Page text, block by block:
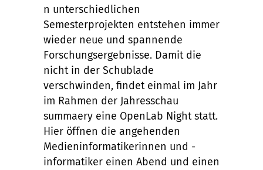
n unterschiedlichen
Semesterprojekten entstehen immer
wieder neue und spannende
Forschungsergebnisse. Damit die
nicht in der Schublade
verschwinden, findet einmal im Jahr
im Rahmen der Jahresschau
summaery eine OpenLab Night statt.
Hier öffnen die angehenden
Medieninformatikerinnen und -
informatiker einen Abend und einen